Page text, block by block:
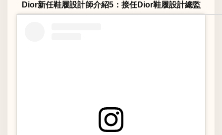
Dior新任鞋履設計師介紹5：接任Dior鞋履設計總監